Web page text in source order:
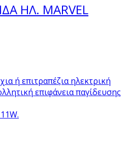
ΗΛ. MARVEL
ή επιτραπέζια ηλεκτρική
επιφάνεια παγίδευσης